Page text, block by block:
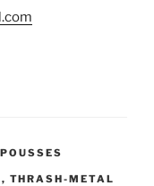
, THRASH-METAL